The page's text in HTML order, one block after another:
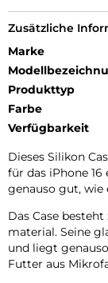
Zusätzliche
Marke
Produkttyp
Farbe
Verfügbarkeit
Dieses Silikon
für das iPhone
genauso gut, wie
Das Case
material. Seine
und liegt
Futter aus